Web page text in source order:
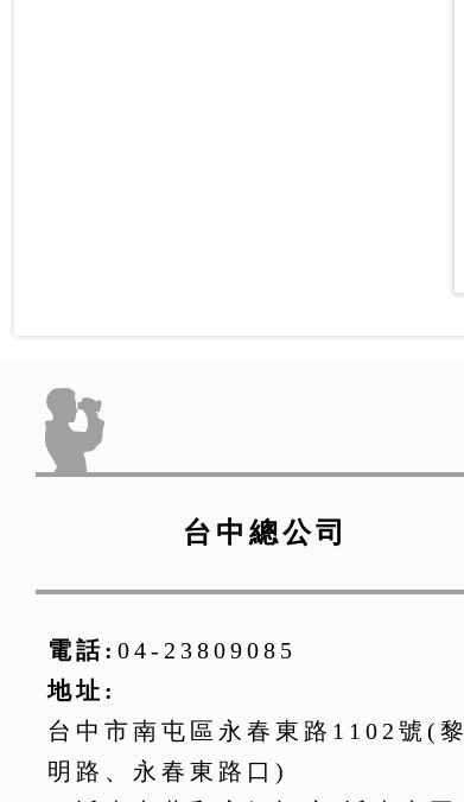
台中總公司
電話: 04-23809085
地址:
台中市南屯區永春東路1102號(黎
明路、永春東路口)